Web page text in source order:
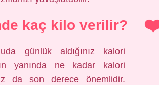
kaç kilo verilir?
günlük aldığınız kalori
yanında ne kadar kalori
da son derece önemlidir.